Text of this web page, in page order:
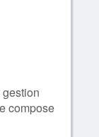
compose